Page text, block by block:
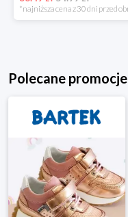
Polecane promocje